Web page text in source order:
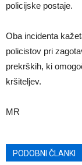
policijske postaje.
Oba incidenta
policistov pri
prekrških, ki
kršiteljev.
MR
PODOBNI ČLANKI